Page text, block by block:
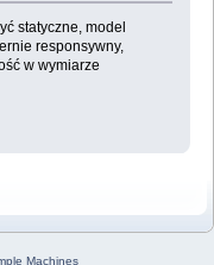
statyczne, model
responsywny,
w wymiarze
Machines